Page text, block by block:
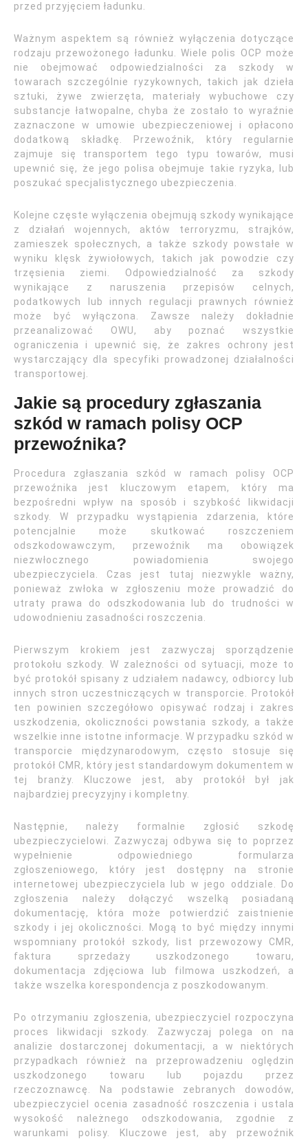
przed przyjęciem ładunku.
Ważnym aspektem są również wyłączenia dotyczące
rodzaju przewożonego ładunku. Wiele polis OCP może
nie obejmować odpowiedzialności za szkody w
towarach szczególnie ryzykownych, takich jak dzieła
sztuki, żywe zwierzęta, materiały wybuchowe czy
substancje łatwopalne, chyba że zostało to wyraźnie
zaznaczone w umowie ubezpieczeniowej i opłacono
dodatkową składkę. Przewoźnik, który regularnie
zajmuje się transportem tego typu towarów, musi
upewnić się, że jego polisa obejmuje takie ryzyka, lub
poszukać specjalistycznego ubezpieczenia.
Kolejne częste wyłączenia obejmują szkody wynikające
z działań wojennych, aktów terroryzmu, strajków,
zamieszek społecznych, a także szkody powstałe w
wyniku klęsk żywiołowych, takich jak powodzie czy
trzęsienia ziemi. Odpowiedzialność za szkody
wynikające z naruszenia przepisów celnych,
podatkowych lub innych regulacji prawnych również
może być wyłączona. Zawsze należy dokładnie
przeanalizować OWU, aby poznać wszystkie
ograniczenia i upewnić się, że zakres ochrony jest
wystarczający dla specyfiki prowadzonej działalności
transportowej.
Jakie są procedury zgłaszania
szkód w ramach polisy OCP
przewoźnika?
Procedura zgłaszania szkód w ramach polisy OCP
przewoźnika jest kluczowym etapem, który ma
bezpośredni wpływ na sposób i szybkość likwidacji
szkody. W przypadku wystąpienia zdarzenia, które
potencjalnie może skutkować roszczeniem
odszkodowawczym, przewoźnik ma obowiązek
niezwłocznego powiadomienia swojego
ubezpieczyciela. Czas jest tutaj niezwykle ważny,
ponieważ zwłoka w zgłoszeniu może prowadzić do
utraty prawa do odszkodowania lub do trudności w
udowodnieniu zasadności roszczenia.
Pierwszym krokiem jest zazwyczaj sporządzenie
protokołu szkody. W zależności od sytuacji, może to
być protokół spisany z udziałem nadawcy, odbiorcy lub
innych stron uczestniczących w transporcie. Protokół
ten powinien szczegółowo opisywać rodzaj i zakres
uszkodzenia, okoliczności powstania szkody, a także
wszelkie inne istotne informacje. W przypadku szkód w
transporcie międzynarodowym, często stosuje się
protokół CMR, który jest standardowym dokumentem w
tej branży. Kluczowe jest, aby protokół był jak
najbardziej precyzyjny i kompletny.
Następnie, należy formalnie zgłosić szkodę
ubezpieczycielowi. Zazwyczaj odbywa się to poprzez
wypełnienie odpowiedniego formularza
zgłoszeniowego, który jest dostępny na stronie
internetowej ubezpieczyciela lub w jego oddziale. Do
zgłoszenia należy dołączyć wszelką posiadaną
dokumentację, która może potwierdzić zaistnienie
szkody i jej okoliczności. Mogą to być między innymi
wspomniany protokół szkody, list przewozowy CMR,
faktura sprzedaży uszkodzonego towaru,
dokumentacja zdjęciowa lub filmowa uszkodzeń, a
także wszelka korespondencja z poszkodowanym.
Po otrzymaniu zgłoszenia, ubezpieczyciel rozpoczyna
proces likwidacji szkody. Zazwyczaj polega on na
analizie dostarczonej dokumentacji, a w niektórych
przypadkach również na przeprowadzeniu oględzin
uszkodzonego towaru lub pojazdu przez
rzeczoznawcę. Na podstawie zebranych dowodów,
ubezpieczyciel ocenia zasadność roszczenia i ustala
wysokość należnego odszkodowania, zgodnie z
warunkami polisy. Kluczowe jest, aby przewoźnik